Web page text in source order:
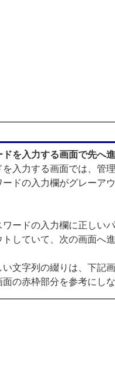
ドを入力する画面で先へ
入力する画面では、管
ードの入力欄がグレーア
ワードの入力欄に正しい
トしていて、次の画面へ
文字列の綴りは、下記
面の赤枠部分を参考にし